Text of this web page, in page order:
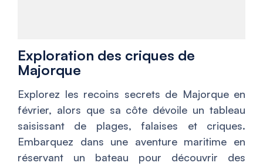
Exploration des criques de
Majorque
Explorez les recoins secrets de Majorque en
février, alors que sa côte dévoile un tableau
saisissant de plages, falaises et criques.
Embarquez dans une aventure maritime en
réservant un bateau pour découvrir des